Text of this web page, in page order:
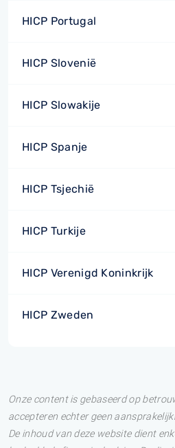
HICP Portugal
HICP Slovenië
HICP Slowakije
HICP Spanje
HICP Tsjechië
HICP Turkije
HICP Verenigd Koninkrijk
HICP Zweden
Onze content is gebaseerd op
accepteren echter geen
De inhoud van deze website dient